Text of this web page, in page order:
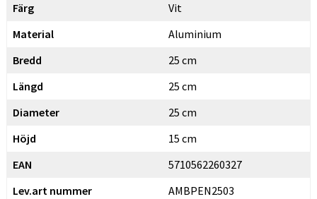
Färg
Vit
Material
Aluminium
Bredd
25 cm
Längd
25 cm
Diameter
25 cm
Höjd
15 cm
EAN
5710562260327
Lev.art nummer
AMBPEN2503